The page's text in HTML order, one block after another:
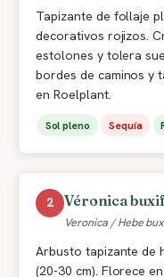
Tapizante de follaje
decorativos rojizos.
estolones y tolera
bordes de caminos y
en Roelplant.
Sol pleno Sequía
2 Véronica
Veronica / Hebe
Arbusto tapizante de
(20-30 cm). Florece